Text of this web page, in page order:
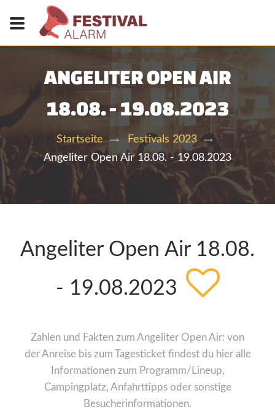
ANGELITER OPEN AIR
18.08. - 19.08.2023
Startseite
Festivals 2023
Angeliter Open Air 18.08. - 19.08.2023
Angeliter Open Air 18.08.
- 19.08.2023
Zahlen und Fakten zum Angeliter Open Air: von
der Anreise bis zum Tagesticket findest du hier alle
Informationen zum Programm/Lineup,
Campingplatz, Anfahrttipps oder sonstige
Besucherinformationen.